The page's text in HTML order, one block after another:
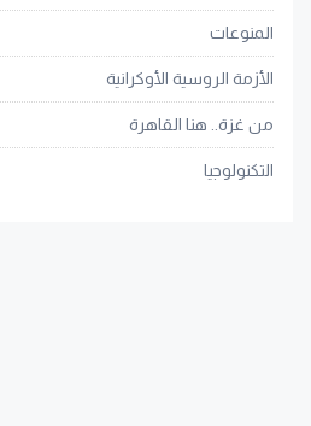
المنوعات
الأزمة الروسية الأوكرانية
من غزة.. هنا القاهرة
التكنولوجيا